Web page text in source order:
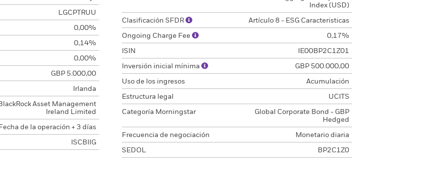
LGCPTRUU
0,00%
0,14%
0,00%
GBP 5.000,00
Irlanda
Asset Management
Ireland Limited
Fecha de la operación + 3 días
ISCBIIG
Index (USD)
Clasificación SFDR Artículo 8 - ESG Caracteristicas
Ongoing Charge Fee 0,17%
ISIN IE00BP2C1Z01
Inversión inicial mínima GBP 500.000,00
Uso de los ingresos Acumulación
Estructura legal UCITS
Categoría Morningstar
Global Corporate Bond - GBP
Hedged
Frecuencia de negociación Monetario diaria
SEDOL BP2C1Z0